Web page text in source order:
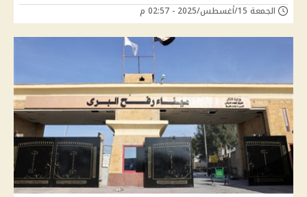
الجمعة 15/أغسطس/2025 - 02:57 م